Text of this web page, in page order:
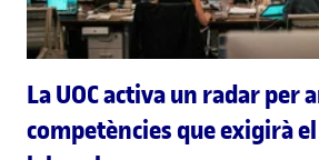
La UOC activa un radar per
competències que exigirà